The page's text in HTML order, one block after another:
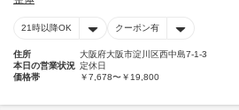
21時以降OK クーポン有
住所
大阪府大阪市淀川区西中島7-1-3
本日の営業状況 定休日
価格帯
￥7,678〜￥19,800